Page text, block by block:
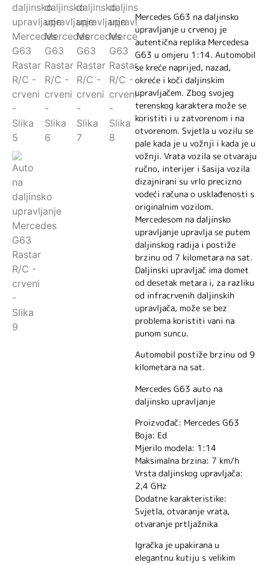
Mercedes G63 na daljinsko
upravljanje u crvenoj je
autentična replika Mercedesa
G63 u omjeru 1:14. Automobil
se kreće naprijed, nazad,
okreće i koči daljinskim
upravljačem. Zbog svojeg
terenskog karaktera može se
koristiti i u zatvorenom i na
otvorenom. Svjetla u vozilu se
pale kada je u vožnji i kada je u
vožnji. Vrata vozila se otvaraju
ručno, interijer i šasija vozila
dizajnirani su vrlo precizno
vodeći računa o usklađenosti s
originalnim vozilom.
Mercedesom na daljinsko
upravljanje upravlja se putem
daljinskog radija i postiže
brzinu od 7 kilometara na sat.
Daljinski upravljač ima domet
od desetak metara i, za razliku
od infracrvenih daljinskih
upravljača, može se bez
problema koristiti vani na
punom suncu.
Automobil postiže brzinu od 9
kilometara na sat.
Mercedes G63 auto na
daljinsko upravljanje
Proizvođač: Mercedes G63
Boja: Ed
Mjerilo modela: 1:14
Maksimalna brzina: 7 km/h
Vrsta daljinskog upravljača:
2,4 GHz
Dodatne karakteristike:
Svjetla, otvaranje vrata,
otvaranje prtljažnika
Igračka je upakirana u
elegantnu kutiju s velikim